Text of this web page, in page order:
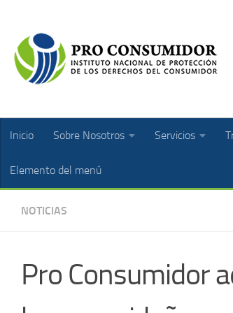
Inicio Sobre Nosotros Servicios
Elemento del menú
NOTICIAS
Pro Consumidor